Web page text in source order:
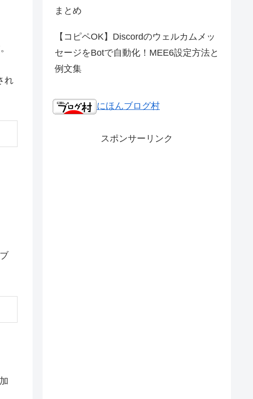
れ
まとめ
【コピペOK】Discordのウェルカムメッ
セージをBotで自動化！MEE6設定方法と
例文集
にほんブログ村
スポンサーリンク